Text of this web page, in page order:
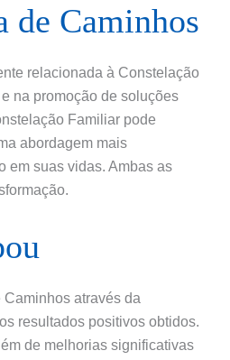
de Caminhos
relacionada à Constelação
na promoção de soluções
Familiar pode
abordagem mais
em suas vidas. Ambas as
através da
resultados positivos obtidos.
de melhorias significativas